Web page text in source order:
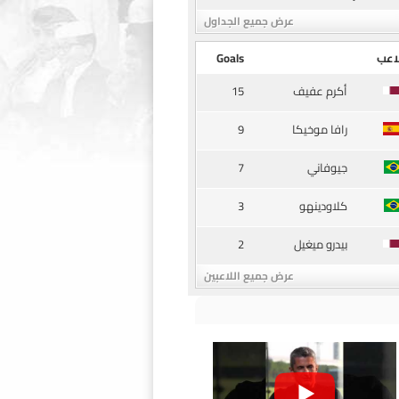
عرض جميع الجداول
Goals
أكرم عفيف
15
رافا موخيكا
9
جيوفاني
7
كلاودينهو
3
بيدرو ميغيل
2
عرض جميع اللاعبين